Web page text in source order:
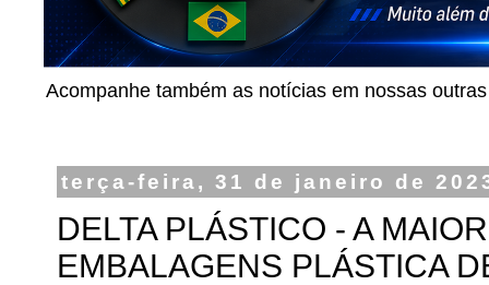
Acompanhe também as notícias em nossas
terça-feira, 31 de janeiro de
DELTA PLÁSTICO - A
EMBALAGENS PLÁSTICA